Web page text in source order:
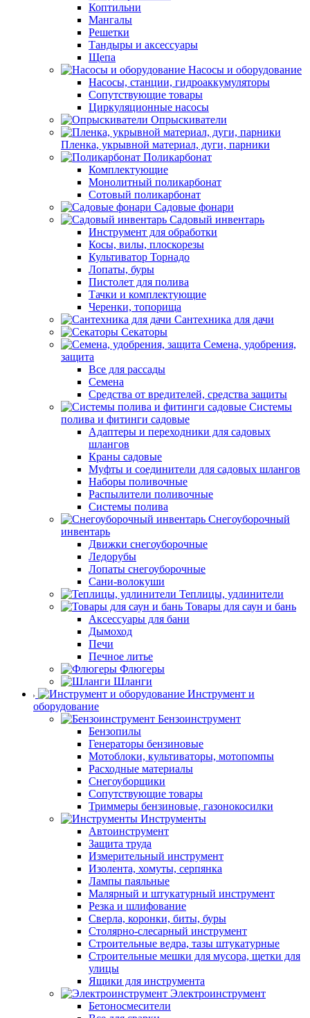
Коптильни
Мангалы
Решетки
Тандыры и аксессуары
Щепа
Насосы и оборудование
Насосы, станции, гидроаккумуляторы
Сопутствующие товары
Циркуляционные насосы
Опрыскиватели
Пленка, укрывной материал, дуги, парники
Поликарбонат
Комплектующие
Монолитный поликарбонат
Сотовый поликарбонат
Садовые фонари
Садовый инвентарь
Инструмент для обработки
Косы, вилы, плоскорезы
Культиватор Торнадо
Лопаты, буры
Пистолет для полива
Тачки и комплектующие
Черенки, топорища
Сантехника для дачи
Секаторы
Семена, удобрения,
защита
Все для рассады
Семена
Средства от вредителей, средства защиты
Системы
полива и фитинги садовые
Адаптеры и переходники для садовых
шлангов
Краны садовые
Муфты и соединители для садовых шлангов
Наборы поливочные
Распылители поливочные
Системы полива
Снегоуборочный
инвентарь
Движки снегоуборочные
Ледорубы
Лопаты снегоуборочные
Сани-волокуши
Теплицы, удлинители
Товары для саун и бань
Аксессуары для бани
Дымоход
Печи
Печное литье
Флюгеры
Шланги
Инструмент и
оборудование
Бензоинструмент
Бензопилы
Генераторы бензиновые
Мотоблоки, культиваторы, мотопомпы
Расходные материалы
Снегоуборщики
Сопутствующие товары
Триммеры бензиновые, газонокосилки
Инструменты
Автоинструмент
Защита труда
Измерительный инструмент
Изолента, хомуты, серпянка
Лампы паяльные
Малярный и штукатурный инструмент
Резка и шлифование
Сверла, коронки, биты, буры
Столярно-слесарный инструмент
Строительные ведра, тазы штукатурные
Строительные мешки для мусора, щетки для
улицы
Ящики для инструмента
Электроинструмент
Бетоносмесители